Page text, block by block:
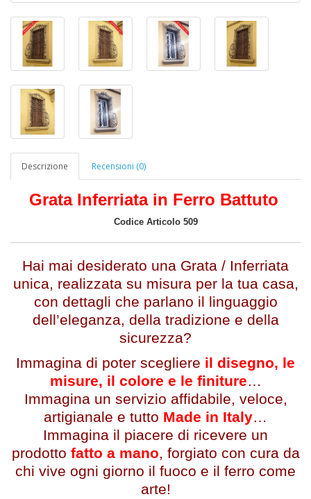
Descrizione Recensioni (0)
Grata Inferriata in Ferro Battuto
Codice Articolo 509
Hai mai desiderato una Grata / Inferriata
unica, realizzata su misura per la tua casa,
con dettagli che parlano il linguaggio
dell’eleganza, della tradizione e della
sicurezza?
Immagina di poter scegliere il disegno, le
misure, il colore e le finiture…
Immagina un servizio affidabile, veloce,
artigianale e tutto Made in Italy…
Immagina il piacere di ricevere un
prodotto fatto a mano, forgiato con cura da
chi vive ogni giorno il fuoco e il ferro come
arte!